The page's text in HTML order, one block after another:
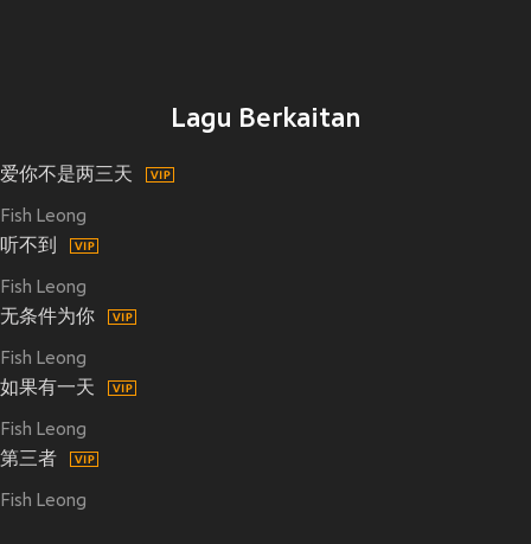
Lagu Berkaitan
爱你不是两三天
Fish Leong
听不到
Fish Leong
无条件为你
Fish Leong
如果有一天
Fish Leong
第三者
Fish Leong